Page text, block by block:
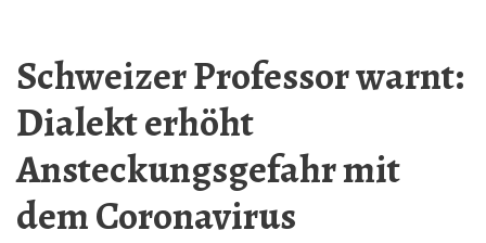
Schweizer Professor warnt:
Dialekt erhöht
Ansteckungsgefahr mit
dem Coronavirus